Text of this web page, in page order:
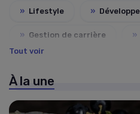
» Lifestyle »
» Gestion de carrière »
Tout voir
À la une